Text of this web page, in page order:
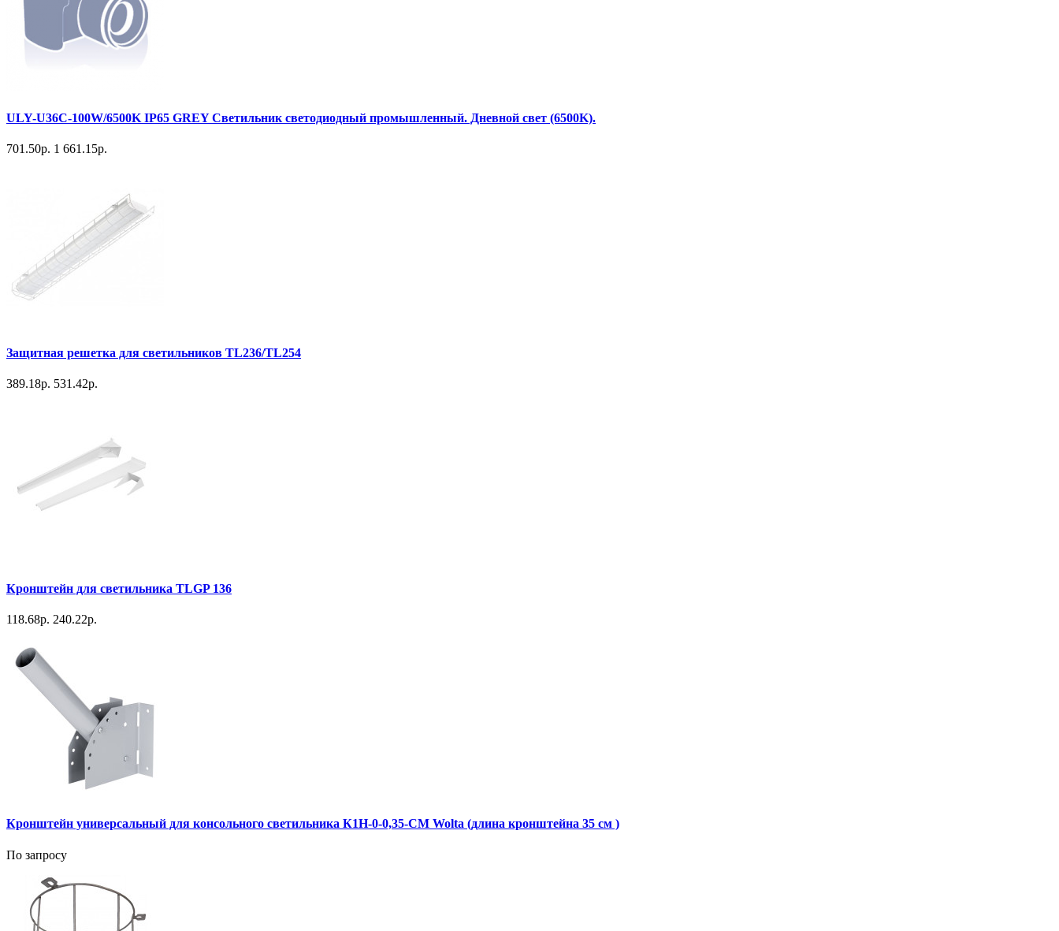
ULY-U36C-100W/6500K IP65 GREY Светильник светодиодный промышленный. Дневной свет (6500K).
701.50р. 1 661.15р.
Защитная решетка для светильников TL236/TL254
389.18р. 531.42р.
Кронштейн для светильника TLGP 136
118.68р. 240.22р.
Кронштейн универсальный для консольного светильника К1Н-0-0,35-СМ Wolta (длина кронштейна 35 см )
По запросу